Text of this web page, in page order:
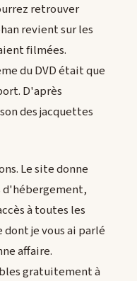
retrouver
revient sur les
filmées.
du DVD était que
D'après
des jacquettes
Le site donne
d'hébergement,
à toutes les
dont je vous ai parlé
affaire.
gratuitement à